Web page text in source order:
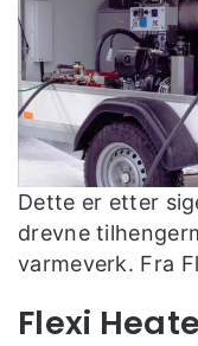
Dette er etter
drevne
varmeverk. Fra
Flexi